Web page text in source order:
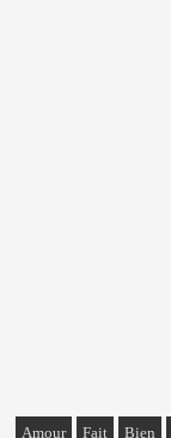
Amour Fait Bien